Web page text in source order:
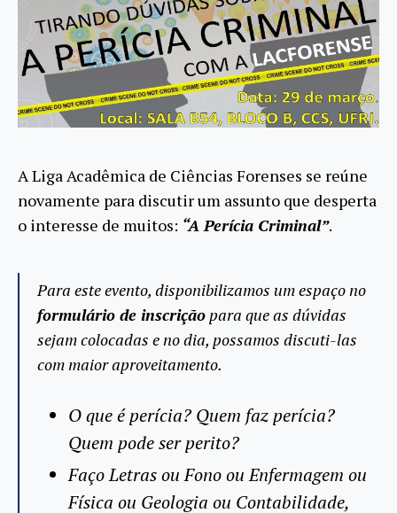
A Liga Acadêmica de Ciências Forenses se reúne
novamente para discutir um assunto que desperta
o interesse de muitos: “A Perícia Criminal”.
Para este evento, disponibilizamos um espaço no
formulário de inscrição para queas dúvidas
sejam colocadas e no dia, possamos discuti-las
com maior aproveitamento.
O que é perícia? Quem faz perícia?
Quem pode ser perito?
Faço Letras ou Fono ou Enfermagem ou
Física ou Geologia ou Contabilidade,